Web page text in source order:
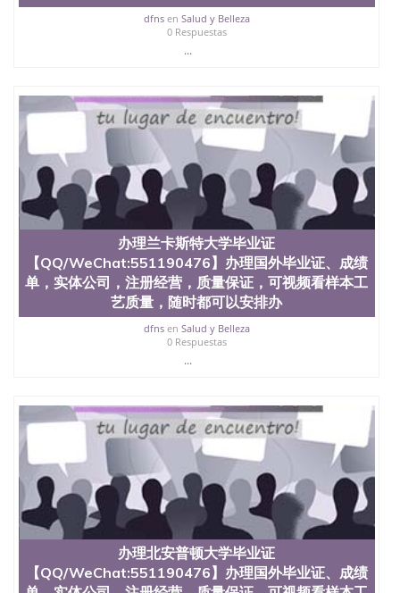
信息，给出操作方案； 2、补充毕业证成绩单等相关
材料； 3、留服注册申请账号，付定金； 4、预约递
交时间，公司人员陪同客户本人一起去留服递交材
料； 5、等待结果，完成结果书留服直接邮寄给客户
学院的毕业证成绩单所使用的材料，尺寸大小，防伪
结构（包括：水印，阴影底纹，钢印LOGO烫金烫
银，LOGO烫金烫银复合重叠。 文字图案浮雕，激光
镭射，紫外荧光，温感，复印防伪）都有原版本文凭
对照。质量得到了广大海外客户群体的认可，同时和
海外学校留学中介， 同时能做到与时俱进，及时掌握
各大院校的（毕业证，成绩单，资格证，学生卡，结
业证，录取通知书，在读证明等相关材料）的版本更
新信息， 能够在时间掌握的海外学历文凭的样版，尺
寸大小，纸张材质，防伪技术等等，并在时间收集到
原版实物，以求达到客户的需求。 我们的优势： 我
们在保证合理定价的同时，坚持较高性价比，通过品
质和效率不断优化，为您倾情诠释什么是高性价比。
咨询顾问：Sam q/微信:551190476 Q/微
信:551190476办理毕业证成绩单、教育部认证,录取通
知书，雅思，留学回国证明.
文凭、假文凭假毕业证假学历书制作、假制作、办
理、仿制学位证书、毕业证文凭、文凭毕业证、毕业
证认证、留服认证、使馆认证、使馆证明、使馆留学
回国人员证明、留学生认证、学历认证、文凭认证学
位认证、留学生学历认证、留学生学位认证、英国文
凭学历、美国文凭学历、澳洲文凭学历、加拿大文凭
学历、新西兰学历认证等q:551190476 微信：
551190476 圣何塞州立大学毕业证（San Jose State
University）圣何塞州立大学毕业证（San Jose State
University）圣何塞州立大学毕业证（San Jose State
University）圣何塞州立大学成绩单（San Jose State
dfnsen Salud y Belleza
0 Respuestas
...
办理兰卡斯特大学毕业证
【QQ/WeChat:551190476】办理国外毕业证、成绩
单，实体公司，注册经营，质量保证，可视频看样本工
艺质量，随时都可以安排办
dfnsen Salud y Belleza
0 Respuestas
...
办理北安普顿大学毕业证
【QQ/WeChat:551190476】办理国外毕业证、成绩